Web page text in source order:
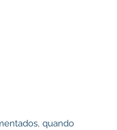
quando